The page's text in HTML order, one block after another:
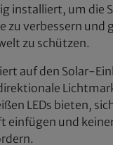
installiert, um die
zu verbessern und
zu schützen.
auf den Solar-
LEDs bieten,
einfügen und